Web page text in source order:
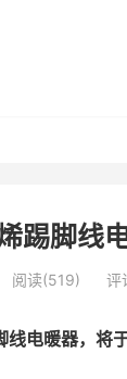
踢脚线
阅读(519) 评
线电暖器，将